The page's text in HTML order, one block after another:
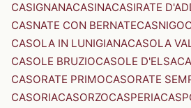
CASIGNANACASINACASIRATE
CASNATE CON BERNATECASNIGO
CASOLA IN LUNIGIANACASOLA
CASOLE BRUZIOCASOLE D'ELSA
CASORATE PRIMOCASORATE
CASORIACASORZOCASPERIA